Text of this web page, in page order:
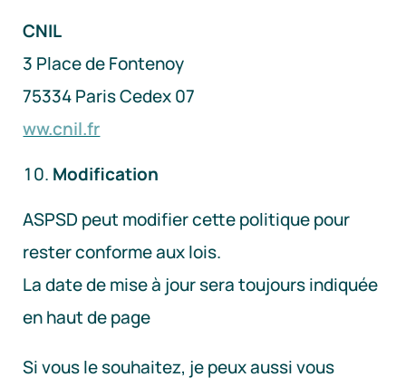
CNIL
3 Place de Fontenoy
75334 Paris Cedex 07
ww.cnil.fr
Modification
ASPSD peut modifier cette politique pour
rester conforme aux lois.
La date de mise à jour sera toujours indiquée
en haut de page
Si vous le souhaitez, je peux aussi vous